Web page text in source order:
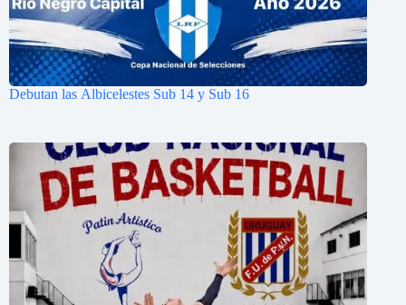
Debutan las Albicelestes Sub 14 y Sub 16